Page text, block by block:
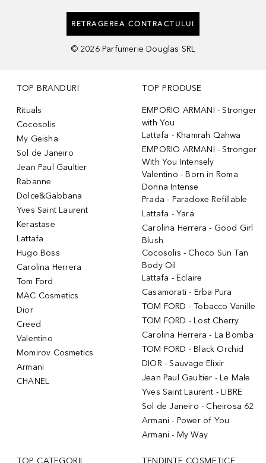
RETRAGEREA CONTRACTULUI
© 2026 Parfumerie Douglas SRL
TOP BRANDURI
Rituals
Cocosolis
My Geisha
Sol de Janeiro
Jean Paul Gaultier
Rabanne
Dolce&Gabbana
Yves Saint Laurent
Kerastase
Lattafa
Hugo Boss
Carolina Herrera
Tom Ford
MAC Cosmetics
Dior
Creed
Valentino
Momirov Cosmetics
Armani
CHANEL
TOP PRODUSE
EMPORIO ARMANI - Stronger
with You
Lattafa - Khamrah Qahwa
EMPORIO ARMANI - Stronger
With You Intensely
Valentino - Born in Roma
Donna Intense
Prada - Paradoxe Refillable
Lattafa - Yara
Carolina Herrera - Good Girl
Blush
Cocosolis - Choco Sun Tan
Body Oil
Lattafa - Eclaire
Casamorati - Erba Pura
TOM FORD - Tobacco Vanille
TOM FORD - Lost Cherry
Carolina Herrera - La Bomba
TOM FORD - Black Orchid
DIOR - Sauvage Elixir
Jean Paul Gaultier - Le Male
Yves Saint Laurent - LIBRE
Sol de Janeiro - Cheirosa 62
Armani - Power of You
Armani - My Way
TOP CATEGORII TENDINȚE COSMETICE